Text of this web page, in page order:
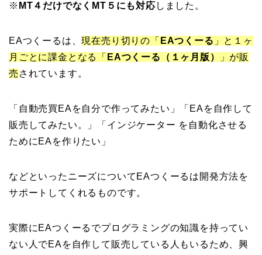
※ MT４だけでなくMT５にも対応 しました。
EAつくーるは、現在売り切りの「 EAつくーる 」と１ヶ
月ごとに課金となる「 EAつくーる（１ヶ月版）
」が販
売 されています。
「自動売買EAを自分で作ってみたい」「EAを自作して
販売してみたい。」「インジケーター を自動化させる
ためにEAを作りたい」
などといったニーズについてEAつくーるは開発方法を
サポートしてくれるものです。
実際にEAつくーるでプログラミングの知識を持ってい
ない人でEAを自作して販売している人もいるため、興